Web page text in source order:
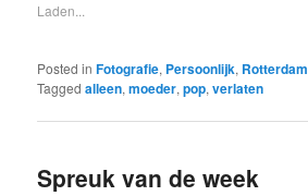
Laden...
Posted in Fotografie, Persoonlijk, Rotterdam
Tagged alleen,moeder,pop,verlaten
Spreuk van de week